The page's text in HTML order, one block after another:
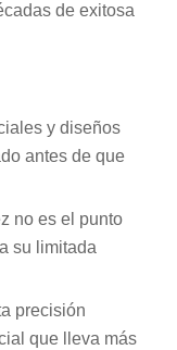
de exitosa
y diseños
antes de que
no es el punto
su limitada
precisión
que lleva más